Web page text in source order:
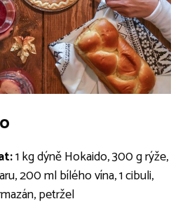
1 kg dýně Hokaido, 300 g rýže,
200 ml bílého vína, 1 cibuli,
petržel